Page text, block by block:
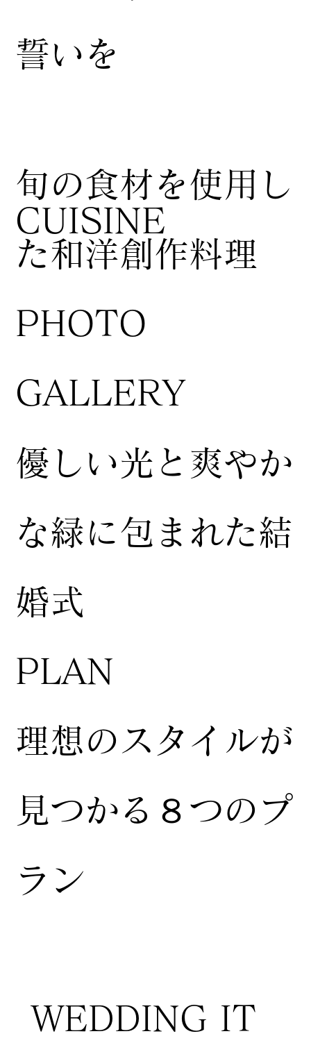
CUISINE
​旬の食材を使用し
た和洋創作料理
​PHOTO
GALLERY
​優しい光と爽やか
な緑に包まれた結
婚式
​PLAN
誓いを
​理想のスタイルが
見つかる８つのプ
ラン
WEDDING IT